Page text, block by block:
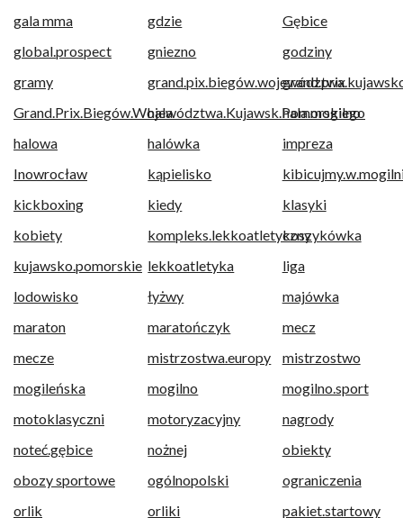
gala mma
gdzie
Gębice
global.prospect
gniezno
godziny
gramy
grand.prix
Grand.Prix.Biegów.Województwa.Kujawsk.Pomorskiego
hala
hala.mogilno
halowa
halówka
impreza
Inowrocław
kąpielisko
kickboxing
kiedy
klasyki
kobiety
kompleks.lekkoatletycznykoszykówka
kujawsko.pomorskie lekkoatletyka
liga
lodowisko
łyżwy
majówka
maraton
maratończyk
mecz
mecze
mistrzostwa.europy
mistrzostwo
mogileńska
mogilno
mogilno.sport
motoklasyczni
motoryzacyjny
nagrody
noteć.gębice
nożnej
obiekty
obozy sportowe
ogólnopolski
ograniczenia
orlik
orliki pakiet.startowy